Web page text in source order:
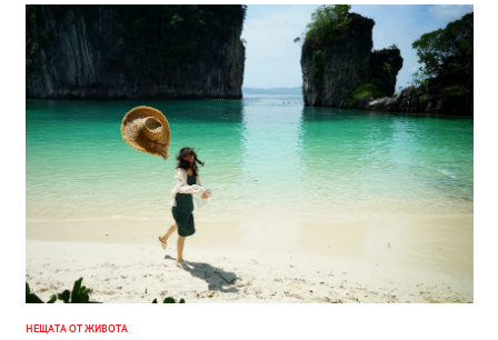
НЕЩАТА ОТ ЖИВОТА